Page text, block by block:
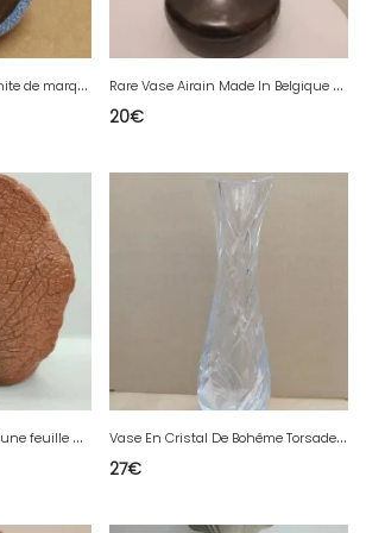
V
ase vintage style granite de marque ODYV en bon etat
R
are Vase Airain Made In Belgique en bon état
20€
j
olie vase à limitation dune feuille darbre en bon etat signé sous la base
V
ase En Cristal De Bohême Torsade Signe En Bon État.
27€